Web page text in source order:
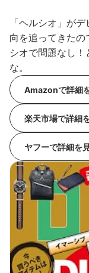
「ヘルシオ」が
向を追ってきた
シオで問題なし
な。
Amazonで詳細
楽天市場で詳細
ヤフーで詳細を